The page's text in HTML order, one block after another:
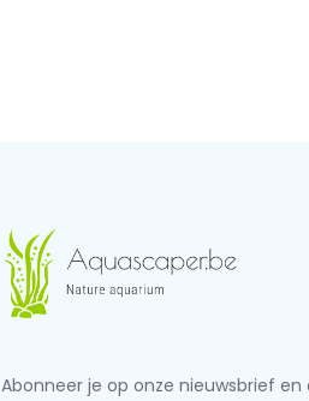
Abonneer je op onze nieuwsbrief